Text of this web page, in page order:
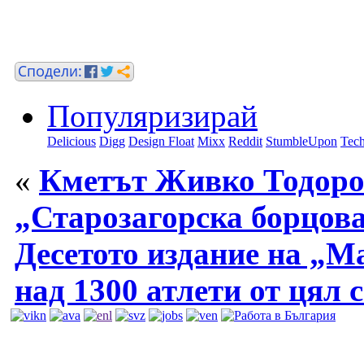
Популяризирай
Delicious Digg Design Float Mixx Reddit StumbleUpon
« Кметът Живко
„Старозагорска
Десетото издание на
над 1300 атлети от цял